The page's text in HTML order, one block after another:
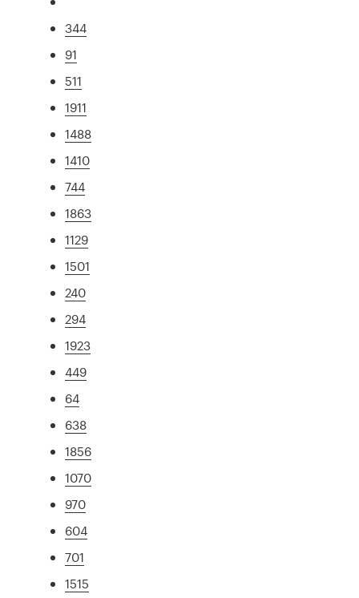
344
91
511
1911
1488
1410
744
1863
1129
1501
240
294
1923
449
64
638
1856
1070
970
604
701
1515